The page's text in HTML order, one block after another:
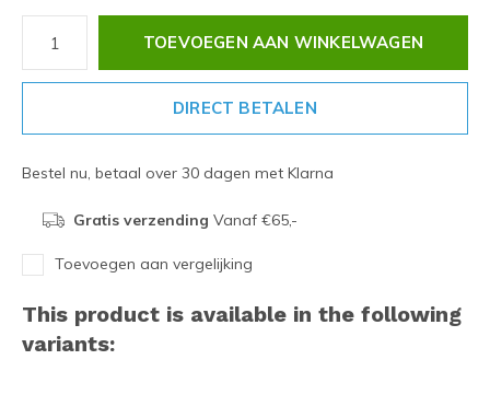
TOEVOEGEN AAN WINKELWAGEN
DIRECT BETALEN
Bestel nu, betaal over 30 dagen met Klarna
Gratis verzending Vanaf €65,-
Toevoegen aan vergelijking
This product is available in the following
variants: